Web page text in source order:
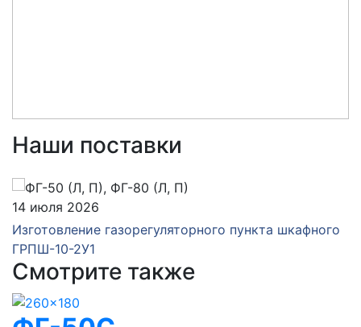
Наши поставки
14 июля 2026
Изготовление газорегуляторного пункта шкафного
ГРПШ-10-2У1
Смотрите также